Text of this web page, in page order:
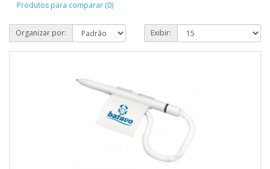
Produtos para comparar (0)
Organizar por: Exibir: